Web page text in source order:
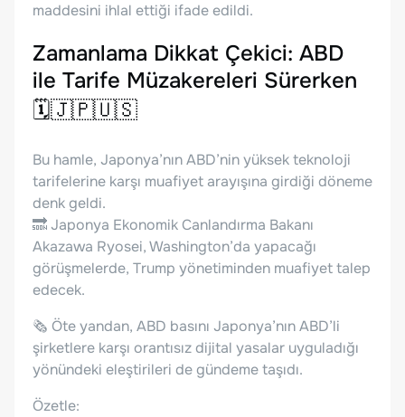
maddesini ihlal ettiği ifade edildi.
Zamanlama Dikkat Çekici: ABD
ile Tarife Müzakereleri Sürerken
🗓️🇯🇵🇺🇸
Bu hamle, Japonya’nın ABD’nin yüksek teknoloji
tarifelerine karşı muafiyet arayışına girdiği döneme
denk geldi.
🔜 Japonya Ekonomik Canlandırma Bakanı
Akazawa Ryosei, Washington’da yapacağı
görüşmelerde, Trump yönetiminden muafiyet talep
edecek.
🗞️ Öte yandan, ABD basını Japonya’nın ABD’li
şirketlere karşı orantısız dijital yasalar uyguladığı
yönündeki eleştirileri de gündeme taşıdı.
Özetle: